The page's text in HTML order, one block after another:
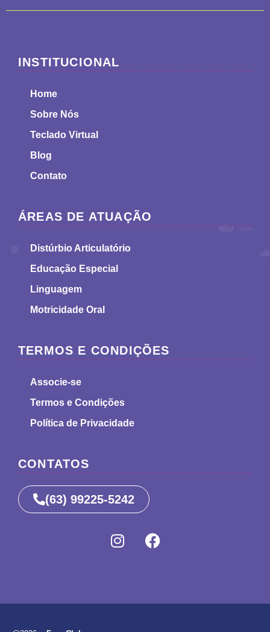
INSTITUCIONAL
Home
Sobre Nós
Teclado Virtual
Blog
Contato
ÁREAS DE ATUAÇÃO
Distúrbio Articulatório
Educação Especial
Linguagem
Motricidade Oral
TERMOS E CONDIÇÕES
Associe-se
Termos e Condições
Política de Privacidade
CONTATOS
(63) 99225-5242